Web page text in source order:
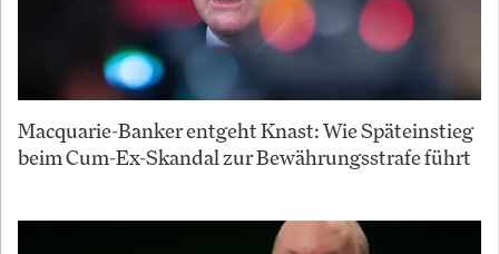
Macquarie-Banker entgeht Knast: Wie Späteinstieg
beim Cum-Ex-Skandal zur Bewährungsstrafe führt